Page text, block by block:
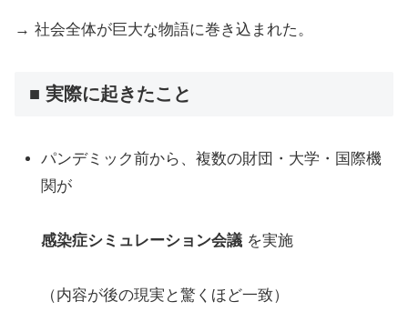
→ 社会全体が巨大な物語に巻き込まれた。
■ 実際に起きたこと
パンデミック前から、複数の財団・大学・国際機
関が
感染症シミュレーション会議 を実施
（内容が後の現実と驚くほど一致）